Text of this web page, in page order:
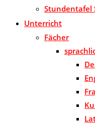
Stundentafel
Unterricht
Fächer